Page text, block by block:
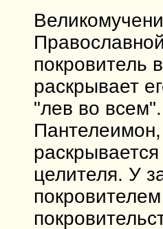
покровитель
раскрывает
"лев во
целителя. У